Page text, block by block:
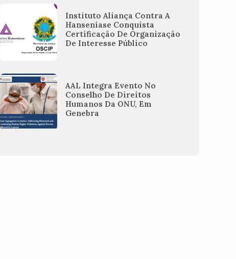
Instituto Aliança Contra A
Hanseníase Conquista
Certificação De Organização
De Interesse Público
AAL Integra Evento No
Conselho De Direitos
Humanos Da ONU, Em
Genebra